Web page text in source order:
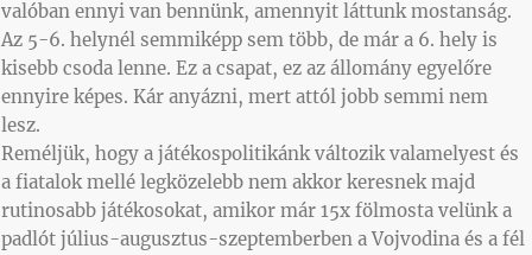
valóban ennyi van bennünk, amennyit láttunk mostanság.
Az 5-6. helynél semmiképp sem több, de már a 6. hely is
kisebb csoda lenne. Ez a csapat, ez az állomány egyelőre
ennyire képes. Kár anyázni, mert attól jobb semmi nem
lesz.
Reméljük, hogy a játékospolitikánk változik valamelyest és
a fiatalok mellé legközelebb nem akkor keresnek majd
rutinosabb játékosokat, amikor már 15x fölmosta velünk a
padlót július-augusztus-szeptemberben a Vojvodina és a fél